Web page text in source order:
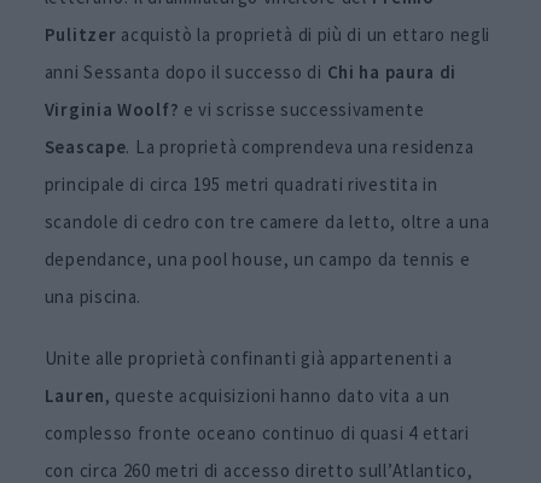
Pulitzer acquistò la proprietà di più di un ettaro negli
anni Sessanta dopo il successo di Chi ha paura di
Virginia Woolf? e vi scrisse successivamente
Seascape. La proprietà comprendeva una residenza
principale di circa 195 metri quadrati rivestita in
scandole di cedro con tre camere da letto, oltre a una
dependance, una pool house, un campo da tennis e
una piscina.
Unite alle proprietà confinanti già appartenenti a
Lauren, queste acquisizioni hanno dato vita a un
complesso fronte oceano continuo di quasi 4 ettari
con circa 260 metri di accesso diretto sull’Atlantico,